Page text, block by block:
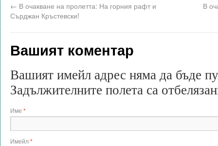
← В очакване на пролетта: На горния рафт и
Сърджан Кръстевски!
В
Вашият коментар
Вашият имейл адрес няма да бъде
Задължителните полета са
Име *
Имейл *